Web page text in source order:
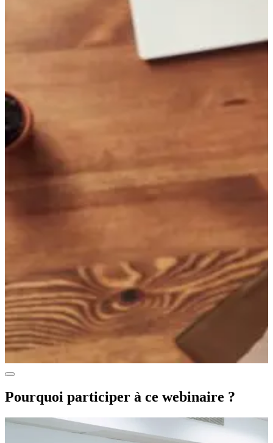
Pourquoi participer à ce webinaire ?